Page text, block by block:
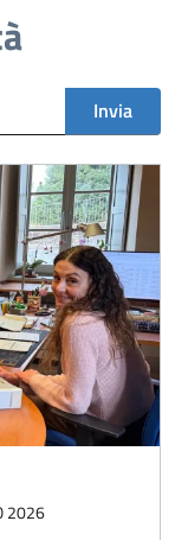
Invia
2026